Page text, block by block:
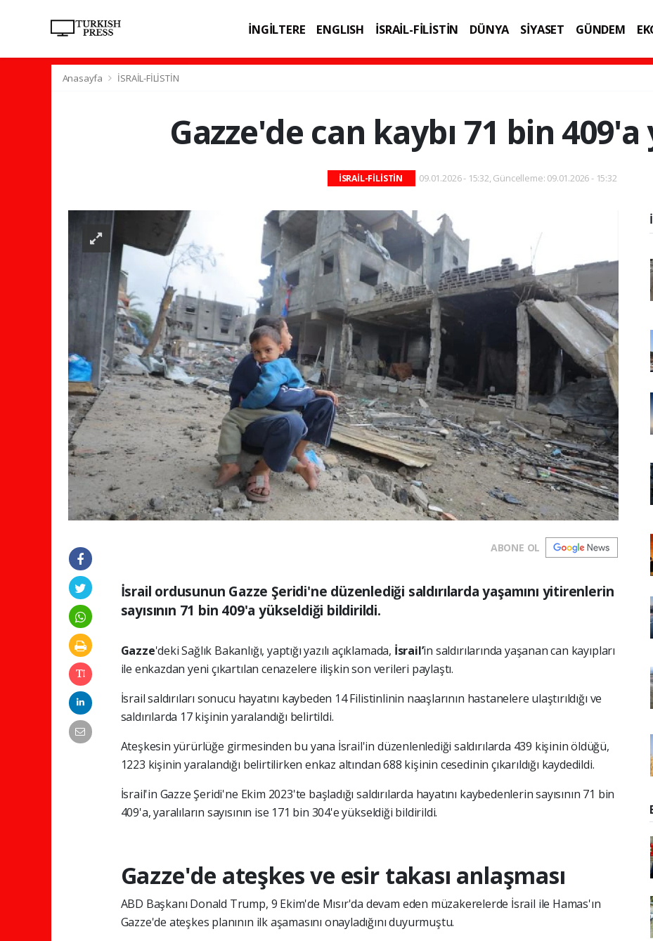
İNGİLTERE ENGLISH İSRAİL-FİLİSTİN DÜNYA SİYASET GÜNDEM
Anasayfa İSRAİL-FİLİSTİN
Gazze'de can kaybı 71 bin
İSRAİL-FİLİSTİN 09.01.2026 - 15:32, Güncelleme: 09.01.2026 - 15:32
ABONE OL
İsrail ordusunun Gazze Şeridi'ne düzenlediği saldırılarda yaşamını yitirenlerin
sayısının 71 bin 409'a yükseldiği bildirildi.
Gazze'deki Sağlık Bakanlığı, yaptığı yazılı açıklamada, İsrail’in saldırılarında yaşanan can kayıpları
ile enkazdan yeni çıkartılan cenazelere ilişkin son verileri paylaştı.
İsrail saldırıları sonucu hayatını kaybeden 14 Filistinlinin naaşlarının hastanelere ulaştırıldığı ve
saldırılarda 17 kişinin yaralandığı belirtildi.
Ateşkesin yürürlüğe girmesinden bu yana İsrail'in düzenlenlediği saldırılarda 439 kişinin öldüğü,
1223 kişinin yaralandığı belirtilirken enkaz altından 688 kişinin cesedinin çıkarıldığı kaydedildi.
İsrail'in Gazze Şeridi'ne Ekim 2023'te başladığı saldırılarda hayatını kaybedenlerin sayısının 71 bin
409'a, yaralıların sayısının ise 171 bin 304'e yükseldiği bildirildi.
Gazze'de ateşkes ve esir takası anlaşması
ABD Başkanı Donald Trump, 9 Ekim'de Mısır'da devam eden müzakerelerde İsrail ile Hamas'ın
Gazze'de ateşkes planının ilk aşamasını onayladığını duyurmuştu.